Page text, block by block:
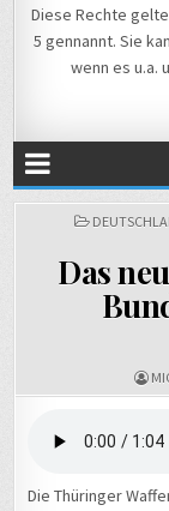
Diese Rechte
5 gennannt. Sie
wenn es u.a.
POSTED
Das
Die Thüringer